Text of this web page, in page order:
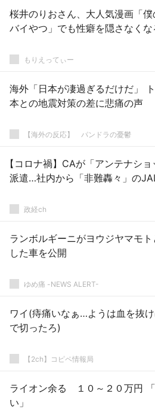
桜井のりおさん、大人気漫画「僕
バイやつ」でも性癖を隠さなくな
もりえってぃー
海外「日本が凄過ぎるだけだ」
本との地震対策の差に悲痛の声
【海外の反応】 パンドラの憂鬱
【コロナ禍】CAが「アンテナシ
派遣…社内から「非難轟々」の
政経ch
ランボルギーニがヨウジヤマモ
した車を公開
ゆめ痛 -NEWS ALERT-
ワイ(痔痛いなぁ…ようは血を抜
で切ったろ)
【2ch】コピペ情報局
ライオン余る １０～２０万円
い」